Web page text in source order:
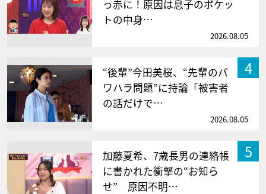
っ赤に！原因は息子のポケッ
トの中身…
2026.08.05
4
“後輩”今田美桜、“先輩のパ
ワハラ問題”に持論「被害者
の話だけで…
2026.08.05
5
加藤夏希、7歳長男の連絡帳
に書かれた衝撃の“お知ら
せ” 原因不明…